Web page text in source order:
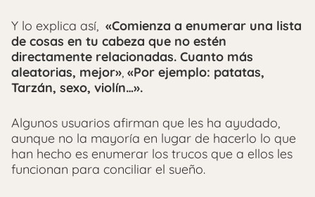
Y lo explica así, «Comienza a enumerar una lista
de cosas en tu cabeza que no estén
directamente relacionadas. Cuanto más
aleatorias, mejor», «Por ejemplo: patatas,
Tarzán, sexo, violín…».
Algunos usuarios afirman que les ha ayudado,
aunque no la mayoría en lugar de hacerlo lo que
han hecho es enumerar los trucos que a ellos les
funcionan para conciliar el sueño.